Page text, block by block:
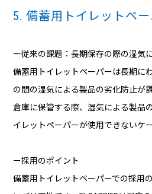
5. 備蓄用トイレットペ
ー従来の課題：長期保存の際の湿気
備蓄用トイレットペーパーは長期に
の間の湿気による製品の劣化防止が
倉庫に保管する際、湿気による製品
イレットペーパーが使用できないケ
ー採用のポイント
備蓄用トイレットペーパーでの採用の